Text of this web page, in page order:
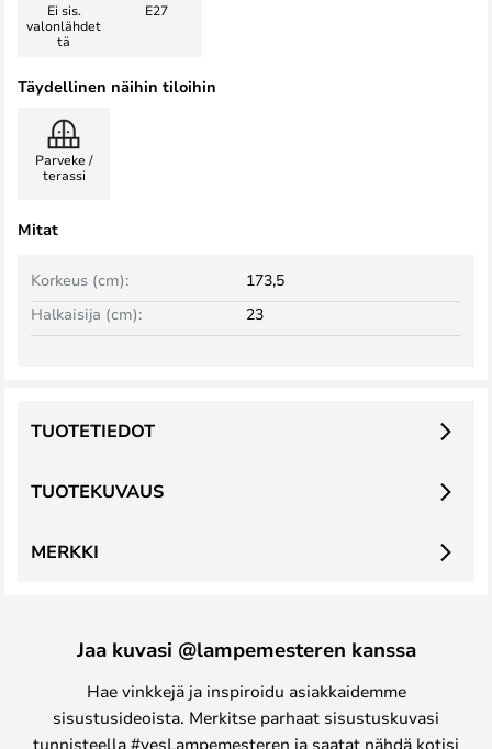
Ei sis.
valonlähdet
tä
E27
Täydellinen näihin tiloihin
Parveke /
terassi
Mitat
Korkeus (cm):
173,5
Halkaisija (cm):
23
TUOTEKUVAUS
TUOTETIEDOT
MERKKI
Jaa kuvasi @lampemesteren kanssa
Hae vinkkejä ja inspiroidu asiakkaidemme
sisustusideoista. Merkitse parhaat sisustuskuvasi
tunnisteella #yesLampemesteren ja saatat nähdä kotisi